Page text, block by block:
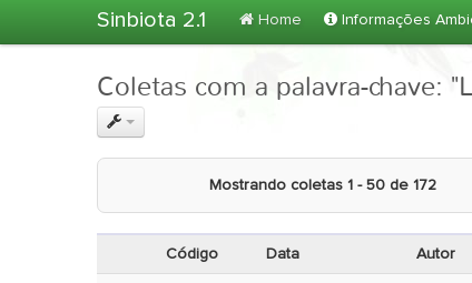
Sinbiota 2.1 Home Informações
Coletas com a palavra-chave:
Mostrando coletas 1 - 50 de 172
Código Data Autor